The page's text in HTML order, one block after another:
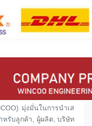
มุ่งมั่นในการนําเส
รับลูกค้า, ผู้ผลิต, บริษัท